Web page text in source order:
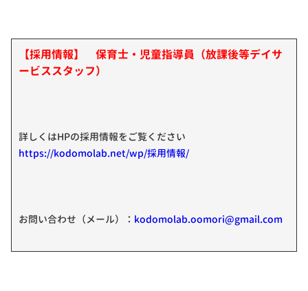
【採用情報】 保育士・児童指導員（放課後等デイサ
ービススタッフ）
詳しくはHPの採用情報をご覧ください
https://kodomolab.net/wp/採用情報/
お問い合わせ（メール）： kodomolab.oomori@gmail.com